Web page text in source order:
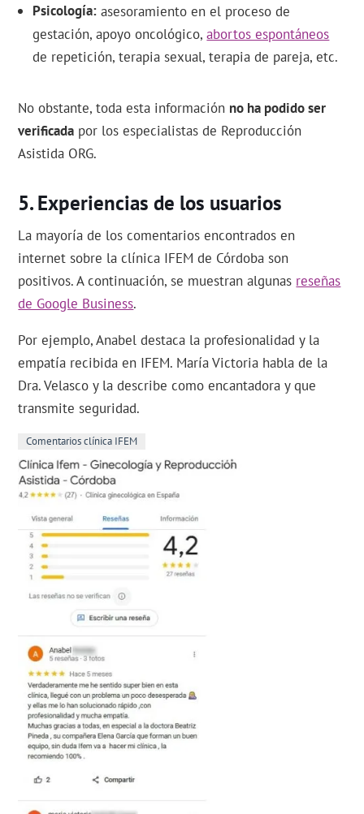
Psicología asesoramiento en el proceso de
gestación, apoyo oncológico,abortos espontáneos
de repetición, terapia sexual, terapia de pareja, etc.
No obstante, toda esta información no ha podido ser
verificada por los especialistas de Reproducción
Asistida ORG.
Experiencias de los usuarios
La mayoría de los comentarios encontrados en
internet sobre la clínica IFEM de Córdoba son
positivos. A continuación, se muestran algunas reseñas
de Google Business.
Por ejemplo, Anabel destaca la profesionalidad y la
empatía recibida en IFEM. María Victoria habla de la
Dra. Velasco y la describe como encantadora y que
transmite seguridad.
Comentarios clínica IFEM